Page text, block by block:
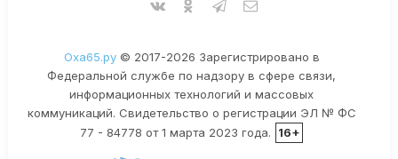
Оха65.ру© 2017-2026 Зарегистрировано в
Федеральной службе по надзору в сфере связи,
информационных технологий и массовых
коммуникаций. Свидетельство о регистрации ЭЛ № ФС
77 - 84778 от 1 марта 2023 года.
16+